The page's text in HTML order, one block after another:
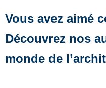
Vous avez aimé
Découvrez nos
monde de